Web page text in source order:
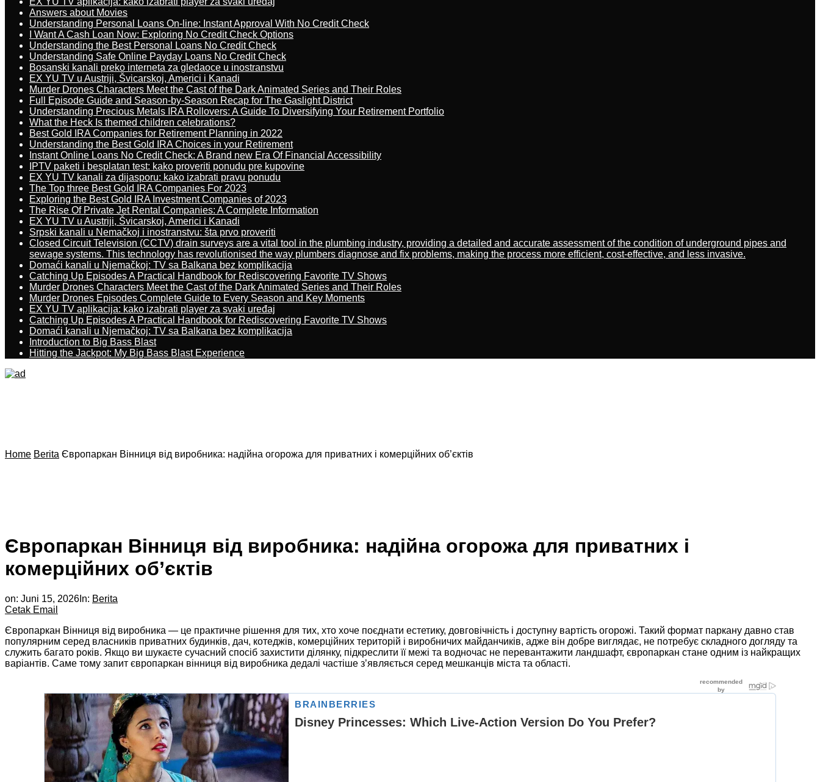
Answers about Movies
Understanding Personal Loans On-line: Instant Approval With No Credit Check
I Want A Cash Loan Now: Exploring No Credit Check Options
Understanding the Best Personal Loans No Credit Check
Understanding Safe Online Payday Loans No Credit Check
Bosanski kanali preko interneta za gledaoce u inostranstvu
EX YU TV u Austriji, Švicarskoj, Americi i Kanadi
Murder Drones Characters Meet the Cast of the Dark Animated Series and Their Roles
Full Episode Guide and Season-by-Season Recap for The Gaslight District
Understanding Precious Metals IRA Rollovers: A Guide To Diversifying Your Retirement Portfolio
What the Heck Is themed children celebrations?
Best Gold IRA Companies for Retirement Planning in 2022
Understanding the Best Gold IRA Choices in your Retirement
Instant Online Loans No Credit Check: A Brand new Era Of Financial Accessibility
IPTV paketi i besplatan test: kako proveriti ponudu pre kupovine
EX YU TV kanali za dijasporu: kako izabrati pravu ponudu
The Top three Best Gold IRA Companies For 2023
Exploring the Best Gold IRA Investment Companies of 2023
The Rise Of Private Jet Rental Companies: A Complete Information
EX YU TV u Austriji, Švicarskoj, Americi i Kanadi
Srpski kanali u Nemačkoj i inostranstvu: šta prvo proveriti
Closed Circuit Television (CCTV) drain surveys are a vital tool in the plumbing industry, providing a detailed and accurate assessment of the condition of underground pipes and
sewage systems. This technology has revolutionised the way plumbers diagnose and fix problems, making the process more efficient, cost-effective, and less invasive.
Domaći kanali u Njemačkoj: TV sa Balkana bez komplikacija
Catching Up Episodes A Practical Handbook for Rediscovering Favorite TV Shows
Murder Drones Characters Meet the Cast of the Dark Animated Series and Their Roles
Murder Drones Episodes Complete Guide to Every Season and Key Moments
EX YU TV aplikacija: kako izabrati player za svaki uređaj
Catching Up Episodes A Practical Handbook for Rediscovering Favorite TV Shows
Domaći kanali u Njemačkoj: TV sa Balkana bez komplikacija
Introduction to Big Bass Blast
Hitting the Jackpot: My Big Bass Blast Experience
Home Berita Європаркан Вінниця від виробника: надійна огорожа для приватних і комерційних об’єктів
Європаркан Вінниця від виробника: надійна огорожа для приватних і
комерційних об’єктів
on: Juni 15, 2026 In: Berita
Cetak Email
Європаркан Вінниця від виробника — це практичне рішення для тих, хто хоче поєднати естетику, довговічність і доступну вартість огорожі. Такий формат паркану давно став
популярним серед власників приватних будинків, дач, котеджів, комерційних територій і виробничих майданчиків, адже він добре виглядає, не потребує складного догляду та
служить багато років. Якщо ви шукаєте сучасний спосіб захистити ділянку, підкреслити її межі та водночас не перевантажити ландшафт, європаркан стане одним із найкращих
варіантів. Саме тому запит європаркан вінниця від виробника дедалі частіше з’являється серед мешканців міста та області.